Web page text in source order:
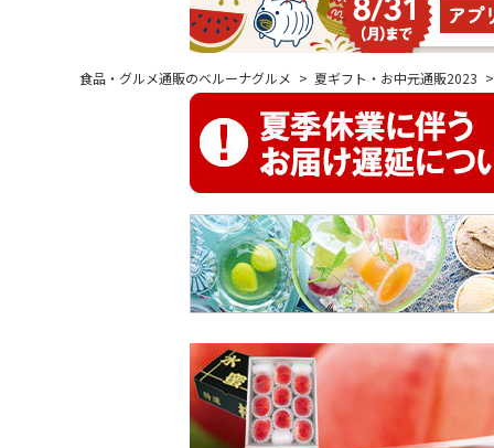
食品・グルメ通販のベルーナグルメ > 夏ギフト・お中元通販2023 >